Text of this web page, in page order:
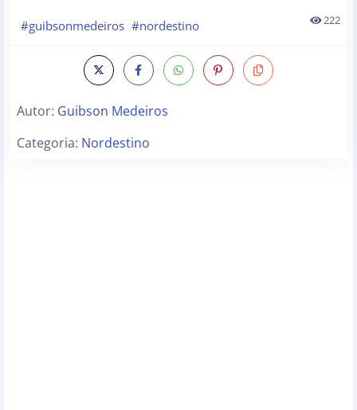
#guibsonmedeiros #nordestino 222
Autor: Guibson Medeiros
Categoria: Nordestino